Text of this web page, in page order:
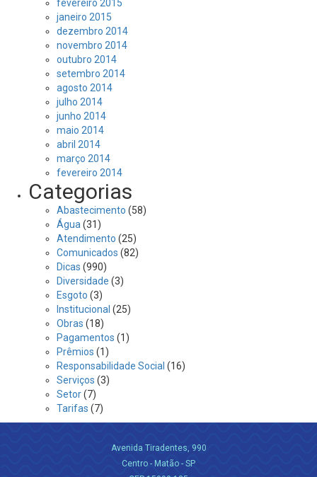
fevereiro 2015
janeiro 2015
dezembro 2014
novembro 2014
outubro 2014
setembro 2014
agosto 2014
julho 2014
junho 2014
maio 2014
abril 2014
março 2014
fevereiro 2014
Categorias
Abastecimento (58)
Água (31)
Atendimento (25)
Comunicados (82)
Dicas (990)
Diversidade (3)
Esgoto (3)
Institucional (25)
Obras (18)
Pagamentos (1)
Prêmios (1)
Responsabilidade Social (16)
Serviços (3)
Setor(7)
Tarifas (7)
Avenida Tiradentes, 990
Centro - Matão - SP